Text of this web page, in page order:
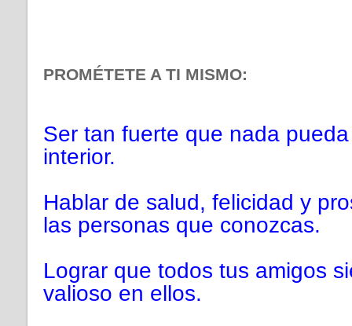
PROMÉTETE A TI MISMO:
Ser tan fuerte que nada
interior.
Hablar de salud, felicidad y
las personas que conozcas.
Lograr que todos tus amigos
valioso en ellos.